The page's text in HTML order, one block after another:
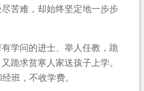
苦难，却始终坚定地一步步
学问的进士、举人任教，跪
跪求贫寒人家送孩子上学。
班，不收学费。